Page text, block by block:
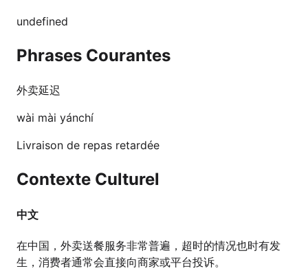
undefined
Phrases Courantes
外卖延迟
wài mài yánchí
Livraison de repas retardée
Contexte Culturel
中文
在中国，外卖送餐服务非常普遍，超时的情况也时有发
生，消费者通常会直接向商家或平台投诉。